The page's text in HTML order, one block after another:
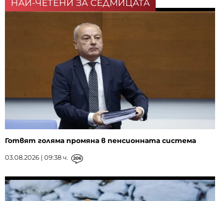
НАЙ-ЧЕТЕНИ ЗА СЕДМИЦАТА
Готвят голяма промяна в пенсионната система
03.08.2026 | 09:38 ч. 206